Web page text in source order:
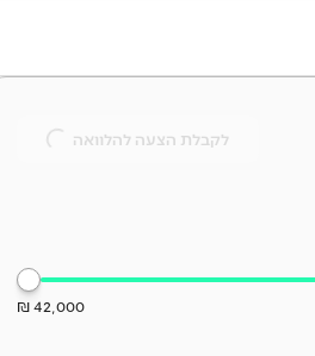
42,000 ₪
לקבלת הצעה להלוואה